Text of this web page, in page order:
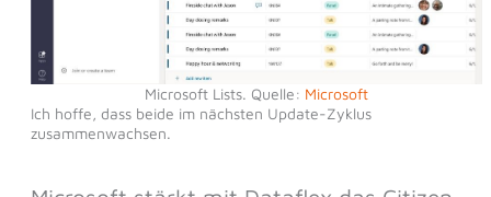
Microsoft Lists. Quelle: Microsoft
Ich hoffe, dass beide im nächsten Update-Zyklus
zusammenwachsen.